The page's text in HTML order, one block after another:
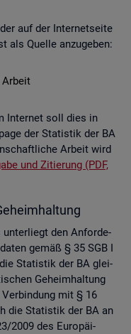
auf der In­ter­net­sei­te
als Quel­le an­zu­ge­ben:
In­ter­net soll dies in
der Sta­tis­tik der BA
Ar­beit wird
und Zi­tie­rung (PDF,
den An­for­de­
gemäß § 35 SGB I
Sta­tis­tik der BA glei­
Ge­heim­hal­tung
mit § 16
die Sta­tis­tik der BA an
2009 des Eu­ro­päi­